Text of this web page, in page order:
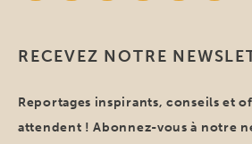
RECEVEZ NOTRE
Reportages inspirants, conseils et
attendent ! Abonnez-vous à notre